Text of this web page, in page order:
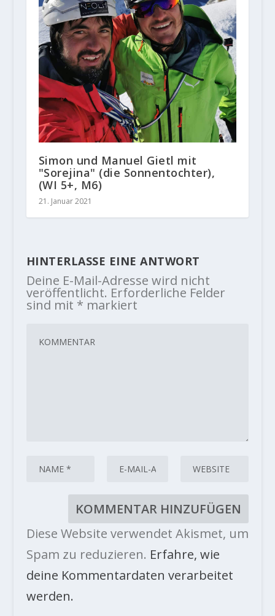
Simon und Manuel Gietl mit
"Sorejina" (die Sonnentochter),
(WI 5+, M6)
21. Januar 2021
HINTERLASSE EINE ANTWORT
Deine E-Mail-Adresse wird nicht
veröffentlicht. Erforderliche Felder
sind mit * markiert
Diese Website verwendet Akismet, um
Spam zu reduzieren. Erfahre, wie
deine Kommentardaten verarbeitet
werden.